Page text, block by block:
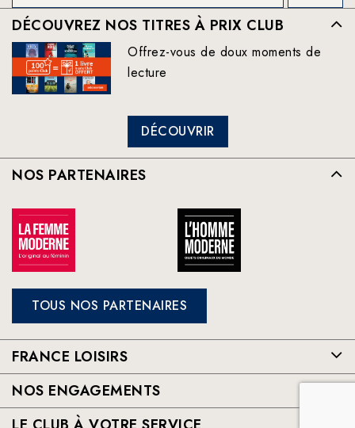
DÉCOUVREZ NOS TITRES À PRIX CLUB
Offrez-vous de doux moments de
lecture
DÉCOUVRIR
NOS PARTENAIRES
TOUS NOS PARTENAIRES
FRANCE LOISIRS
NOS ENGAGEMENTS